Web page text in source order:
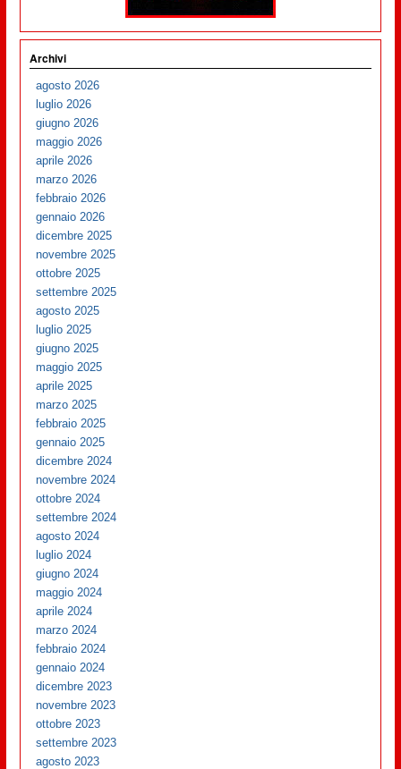
Archivi
agosto 2026
luglio 2026
giugno 2026
maggio 2026
aprile 2026
marzo 2026
febbraio 2026
gennaio 2026
dicembre 2025
novembre 2025
ottobre 2025
settembre 2025
agosto 2025
luglio 2025
giugno 2025
maggio 2025
aprile 2025
marzo 2025
febbraio 2025
gennaio 2025
dicembre 2024
novembre 2024
ottobre 2024
settembre 2024
agosto 2024
luglio 2024
giugno 2024
maggio 2024
aprile 2024
marzo 2024
febbraio 2024
gennaio 2024
dicembre 2023
novembre 2023
ottobre 2023
settembre 2023
agosto 2023